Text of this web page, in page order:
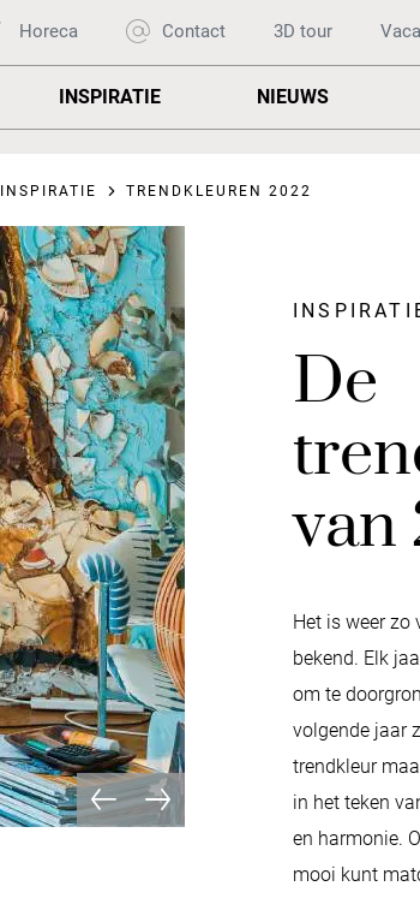
Horeca Contact 3D tour
INSPIRATIE NIEUWS
INSPIRATIE TRENDKLEUREN 2022
De
van
Het is weer zo
bekend. Elk
om te
volgende jaar
trendkleur
in het teken
en harmonie.
mooi kunt